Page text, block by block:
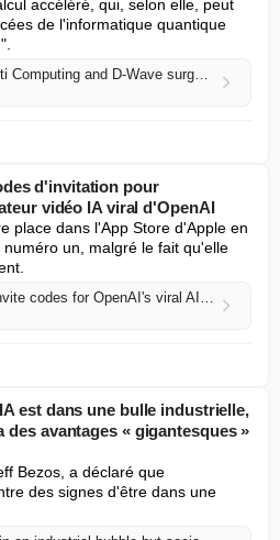
accéléré, qui, selon elle, peut
de l'informatique quantique
Quantum stocks Rigetti Computing and D-Wave surged double-digits this week. Here's what's driving the big move
d'invitation pour
vidéo IA viral d'OpenAI
place dans l'App Store d'Apple en
un, malgré le fait qu'elle
How to get Sora app invite codes for OpenAI's viral AI video creator
est dans une bulle industrielle,
des avantages « gigantesques »
Bezos, a déclaré que
des signes d'être dans une